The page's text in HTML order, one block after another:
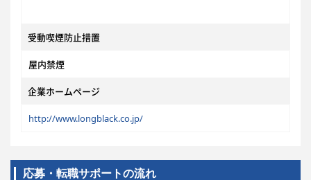
受動喫煙防止措置
屋内禁煙
企業ホームページ
http://www.longblack.co.jp/
応募・転職サポートの流れ